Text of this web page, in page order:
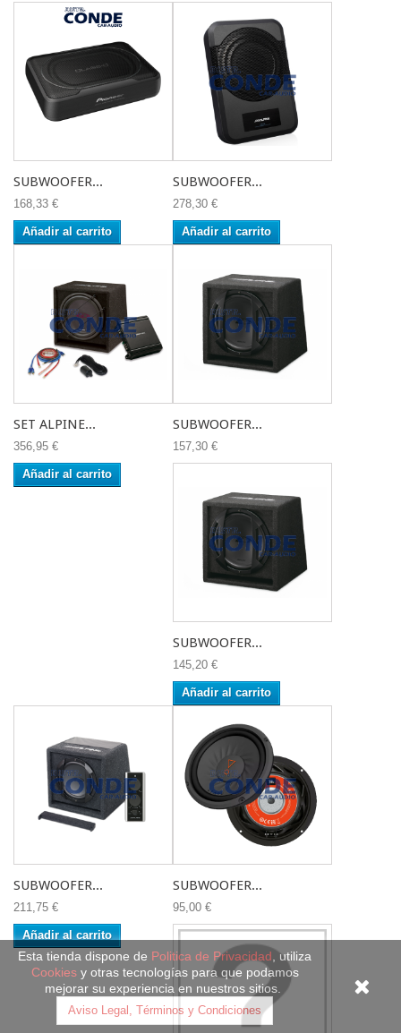
SUBWOOFER...
168,33 €
Añadir al carrito
SUBWOOFER...
278,30 €
Añadir al carrito
SET ALPINE...
356,95 €
Añadir al carrito
SUBWOOFER...
157,30 €
SUBWOOFER...
145,20 €
Añadir al carrito
SUBWOOFER...
211,75 €
Añadir al carrito
SUBWOOFER...
95,00 €
Esta tienda dispone de Politica de Privacidad , utiliza
Cookiesy otras tecnologías para que podamos
mejorar su experiencia en nuestros sitios.
Aviso Legal, Términos y Condiciones